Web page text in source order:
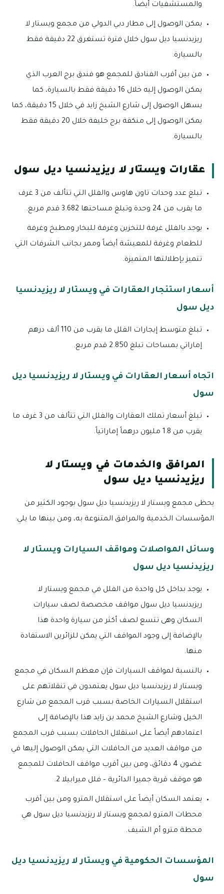
والمستشفيات أيضاً.
يمكن الوصول إلى مطار دبي الدولي من مجمع ويستار لا
ريزيدنسيا ديل سول خلال فترة تستغرق 22 دقيقة فقط
بالسيارة.
من بين أقرب الفنادق للمجمع هو فندق برج العرب الذي
يمكن الوصول إليه خلال 16 دقيقة فقط بالسيارة، كما
يسهل الوصول إلى شارع الشبخ زايد في خلال 15 دقيقة، كما
يمكن الوصول إلى منكقة برج خليفة خلال 20 دقيقة فقط
بالسيارة.
عقارات ويستار لا ريزيدنسيا ديل سول
تبلغ عدد وحدات تاون هاوس والفلل التي تتألف من 3 غرف
ما يقرب من 24 وحدة وتبلغ مساحتها 3.682 قدم مربع.
يوجد بالفلل غرفة للتخزين وغرفة للبخار ومطبخ وغرفة
للطعام وغرفة للمعيشة أيضاً وممر بجانب الشرفات التي
تتميز بإطلالتها المتميزة.
أسعار استئجار العقارات في ويستار لا ريزيدنسيا
ديل سول
تبلغ متوسط إيجارات الفلل ما يقرب من 110 ألف درهم
إماراتي بمساحات تبلغ 2.850 قدم مربع.
اتجاه أسعار العقارات في ويستار لا ريزيدنسيا ديل
سول
تبلغ أسعار تملك العقارات والفلل التي تتألف من 3 غرف ما
يقرب من 1.8 مليون درهماً إماراتياً.
المرافق والخدمات في ويستار لا
ريزيدنسيا ديل سول
يحظى مجمع ويستار لا ريزيدنسيا ديل سول بوجود الكثير من
المؤسسات الخدمية والمرافق المتنوعة به، ومن بينها ما يلي:
وسائل المواصلات ومواقف السيارات ويستار لا
ريزيدنسيا ديل سول
يوجد بداخل كل واحدة من الفلل في مجمع ويستار لا
ريزيدنسيا ديل سول مواقف مخصصة لصف سيارات
السكان وهى تتسع لصف أكثر من سيارة واحدة هذا
بالإضافة إلى وجود المواقف التي يمكن للزائرين الاستفادة
منها.
بالنسبة لمواقف السيارات فإن معظم السكان في مجمع
ويستار لا ريزيدنسيا ديل سول يعتمدون في تنقلاتهم على
استقلال السيارات الخاصة بسبب قرب المجمع من شارع
الخيل وشارع الشيخ محمد بن زايد هذا بالإضافة إلى
اعتمادهم أيضاً على استقلال الحافلات بسبب قرب المجمع
من مواقف العديد من الحافلات التي يمكن الوصول إليها في
غضون 4 دقائق، ومن بين أقرب مواقف الحافلات للمجمع
هو موقف قرية جميرا الدائرية – فلل ميرابيلا 2.
يعتمد السكان أيضاً على استقلال المترو ومن بين أقرب
محطات المترو لمجمع ويستار لا ريزيدنسيا ديل سول هي
محطة مترو أم الشيف.
المؤسسات الحكومية في ويستار لا ريزيدنسيا ديل
سول